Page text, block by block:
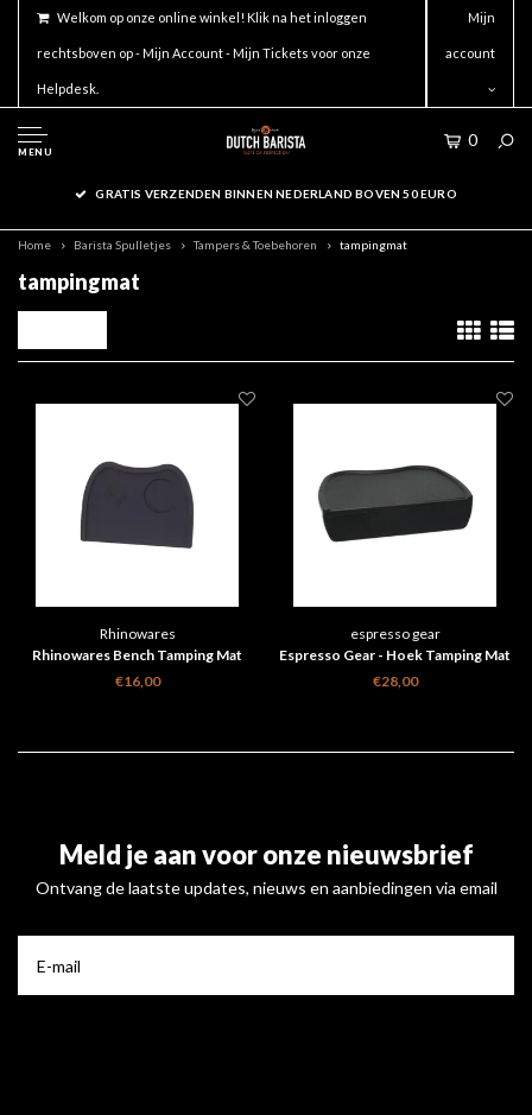
Welkom op onze online winkel! Klik na het inloggen
rechtsboven op - Mijn Account - Mijn Tickets voor onze
Helpdesk.
Mijn
account
MENU
0
GRATIS VERZENDEN BINNEN NEDERLAND BOVEN 50 EURO
Home Barista Spulletjes Tampers & Toebehoren tampingmat
tampingmat
Rhinowares
Rhinowares Bench Tamping Mat
€16,00
espresso gear
Espresso Gear - Hoek Tamping Mat
€28,00
Meld je aan voor onze nieuwsbrief
Ontvang de laatste updates, nieuws en aanbiedingen via email